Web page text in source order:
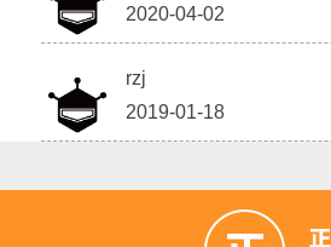
2020-04-02
rzj
2019-01-18